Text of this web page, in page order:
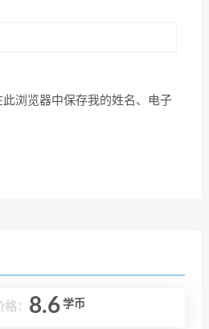
此浏览器中保存我的姓名、电子
格： 8.6 学币